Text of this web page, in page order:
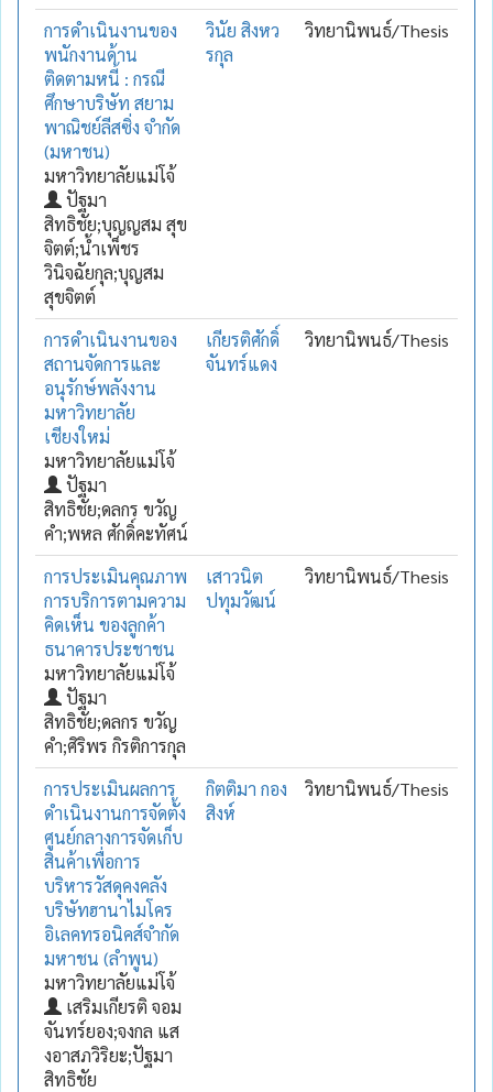
การดำเนินงานของ
พนักงานด้าน
ติดตามหนี้ : กรณี
ศึกษาบริษัท สยาม
พาณิชย์ลีสซิ่ง จำกัด
(มหาชน)
มหาวิทยาลัยแม่โจ้
ปัฐมา
สิทธิชัย;บุญญสม สุข
จิตต์;น้ำเพ็ชร
วินิจฉัยกุล;บุญสม
สุขจิตต์
วินัย สิงหว
รกุล
วิทยานิพนธ์/Thesis
การดำเนินงานของ
สถานจัดการและ
อนุรักษ์พลังงาน
มหาวิทยาลัย
เชียงใหม่
มหาวิทยาลัยแม่โจ้
ปัฐมา
สิทธิชัย;ดลกร ขวัญ
คำ;พหล ศักดิ์คะทัศน์
เกียรติศักดิ์
จันทร์แดง
วิทยานิพนธ์/Thesis
การประเมินคุณภาพ
การบริการตามความ
คิดเห็น ของลูกค้า
ธนาคารประชาชน
มหาวิทยาลัยแม่โจ้
ปัฐมา
สิทธิชัย;ดลกร ขวัญ
คำ;ศิริพร กิรติการกุล
เสาวนิต
ปทุมวัฒน์
วิทยานิพนธ์/Thesis
การประเมินผลการ
ดำเนินงานการจัดตั้ง
ศูนย์กลางการจัดเก็บ
สินค้าเพื่อการ
บริหารวัสดุคงคลัง
บริษัทฮานาไมโคร
อิเลคทรอนิคส์จำกัด
มหาชน (ลำพูน)
มหาวิทยาลัยแม่โจ้
เสริมเกียรติ จอม
จันทร์ยอง;จงกล แส
งอาสภวิริยะ;ปัฐมา
สิทธิชัย
กิตติมา กอง
สิงห์
วิทยานิพนธ์/Thesis